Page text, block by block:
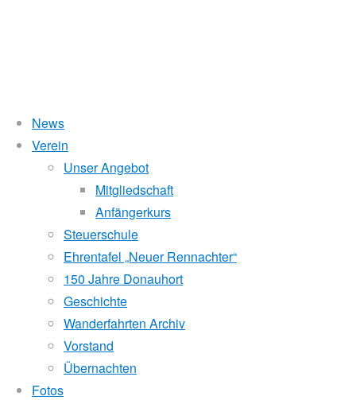
News
Verein
Unser Angebot
Mitgliedschaft
Anfängerkurs
Steuerschule
Ehrentafel „Neuer Rennachter“
150 Jahre Donauhort
Geschichte
Wanderfahrten Archiv
Vorstand
Übernachten
Fotos
Solaranlage
Oktober
Vereinsleben
Wasserstand Donau
Liegt der Wasserstand in Korneuburg (KORN)
beim Donauhort nicht gerudert.
Pegelstände (DoRIS)
Seichtstellen
Schleusenstatus
Windfinder Kuchelauer Hafen
Mitglied der